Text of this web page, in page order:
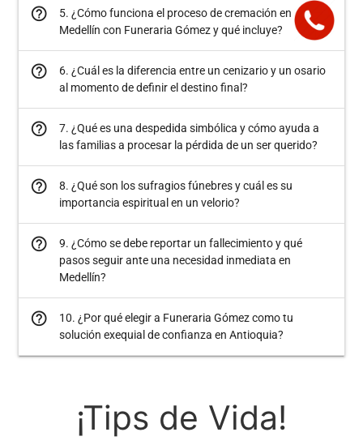
help_outline
5. ¿Cómo funciona el proceso de cremación en
Medellín con Funeraria Gómez y qué incluye?
help_outline
6. ¿Cuál es la diferencia entre un cenizario y un osario
al momento de definir el destino final?
help_outline
7. ¿Qué es una despedida simbólica y cómo ayuda a
las familias a procesar la pérdida de un ser querido?
help_outline
8. ¿Qué son los sufragios fúnebres y cuál es su
importancia espiritual en un velorio?
help_outline
9. ¿Cómo se debe reportar un fallecimiento y qué
pasos seguir ante una necesidad inmediata en
Medellín?
help_outline
10. ¿Por qué elegir a Funeraria Gómez como tu
solución exequial de confianza en Antioquia?
¡Tips de Vida!